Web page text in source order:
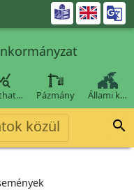

Pázmány Állami k…
közül 